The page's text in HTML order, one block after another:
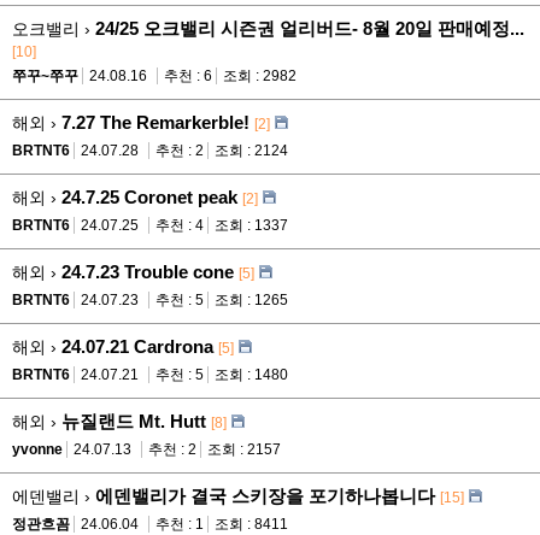
오크밸리 › 24/25 오크밸리 시즌권 얼리버드- 8월 20일 판매예정...
[10]
쭈꾸~쭈꾸
24.08.16 추천 : 6 조회 : 2982
해외 › 7.27 The Remarkerble! [2]
BRTNT6
24.07.28 추천 : 2 조회 : 2124
해외 › 24.7.25 Coronet peak [2]
BRTNT6
24.07.25 추천 : 4 조회 : 1337
해외 › 24.7.23 Trouble cone [5]
BRTNT6
24.07.23 추천 : 5 조회 : 1265
해외 › 24.07.21 Cardrona [5]
BRTNT6
24.07.21 추천 : 5 조회 : 1480
해외 › 뉴질랜드 Mt. Hutt [8]
yvonne
24.07.13 추천 : 2 조회 : 2157
에덴밸리 › 에덴밸리가 결국 스키장을 포기하나봅니다 [15]
정관흐꼼
24.06.04 추천 : 1 조회 : 8411